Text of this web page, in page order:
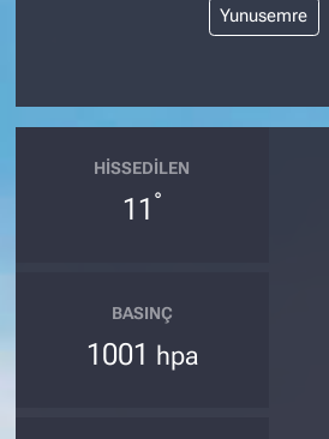
Yunusemre
HISSEDILEN
11 °
BASINÇ
1001 hpa